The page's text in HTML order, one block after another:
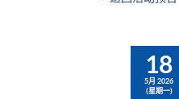
18
5月 2026
(星期一)